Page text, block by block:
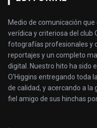
Medio de comunicación
verídica y criteriosa del club
fotografías profesionales y
reportajes y un completo
digital. Nuestro hito ha sido
O'Higgins entregando toda
de calidad, y acercando a
fiel amigo de sus hinchas